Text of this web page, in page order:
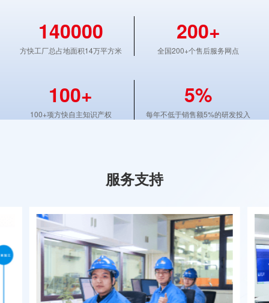
140000
方快工厂总占地面积14万平方米
200+
全国200+个售后服务网点
100+
100+项方快自主知识产权
5%
每年不低于销售额5%的研发投入
服务支持